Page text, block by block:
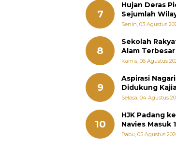
7
Hujan Deras
Sejumlah
Fadly Amran
Senin, 03 Agustus
8
Sekolah
Alam
Kamis, 06 Agustus
9
Aspirasi
Didukung
Zigo Rolanda:
Kementerian
Selasa, 04 Agustus
10
HJK Padang
Navies Masuk
Masyarakat
Rabu, 05 Agustus